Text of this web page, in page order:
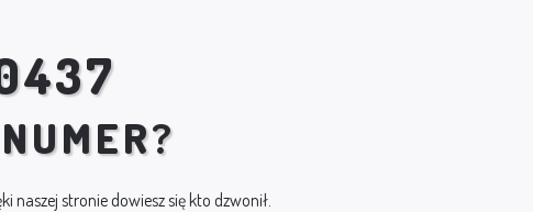
naszej stronie dowiesz się kto dzwonił.